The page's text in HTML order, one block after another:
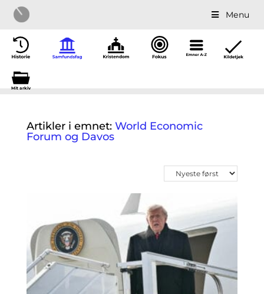
Menu
Mit arkiv
Artikler i emnet: World Economic
Forum og Davos